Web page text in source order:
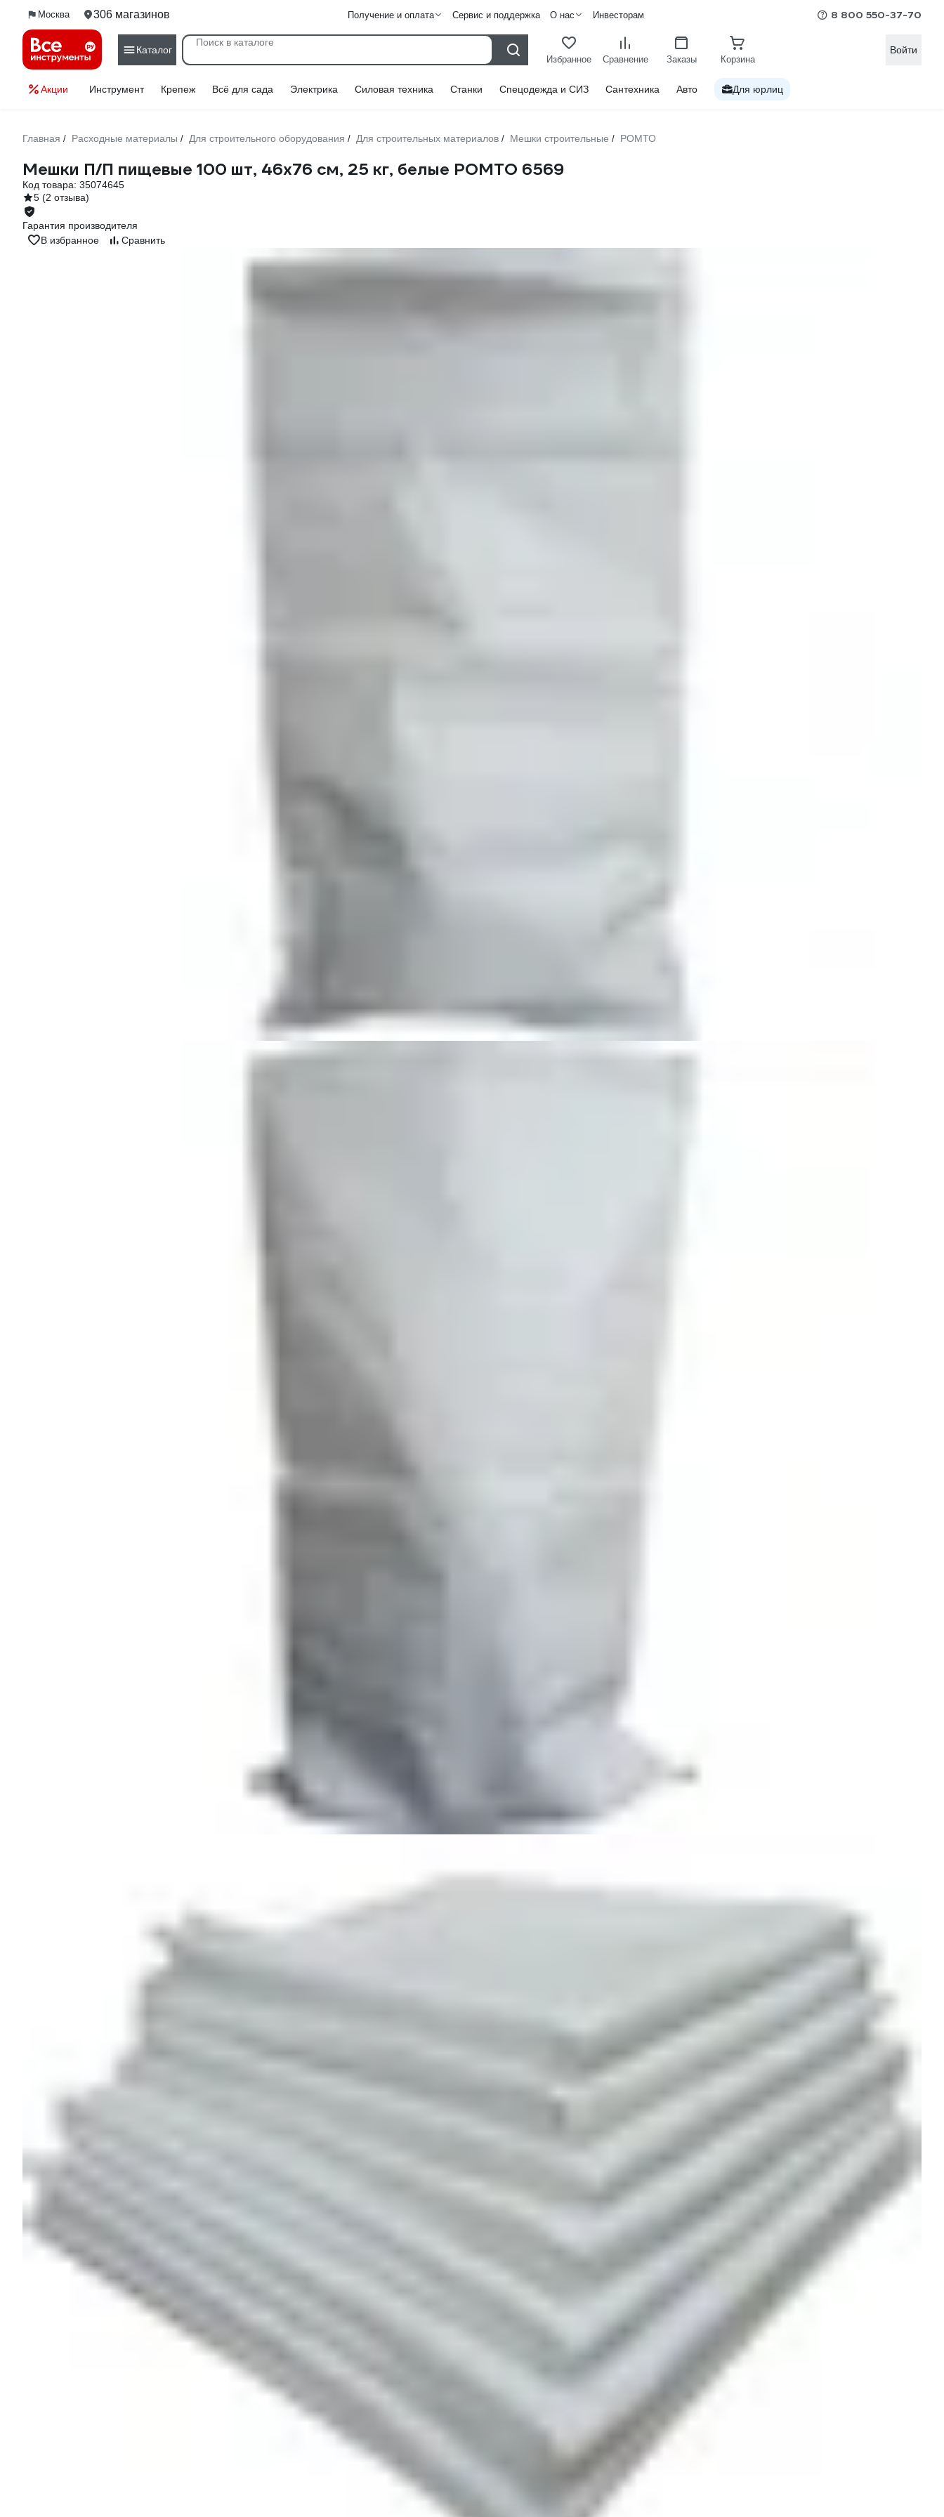
Москва 306 магазинов Получение и оплата Сервис и поддержка О нас Инвесторам 8 800 550-37-70
Каталог
Избранное Сравнение Заказы Корзина
Войти
Акции Инструмент Крепеж Всё для сада Электрика Силовая техника Станки Спецодежда и СИЗ Сантехника Авто Для юрлиц
Главная / Расходные материалы / Для строительного оборудования / Для строительных материалов / Мешки строительные / РОМТО
Мешки П/П пищевые 100 шт, 46x76 см, 25 кг, белые РОМТО 6569
Код товара: 35074645
5 (2 отзыва)
Гарантия производителя
В избранное
Сравнить